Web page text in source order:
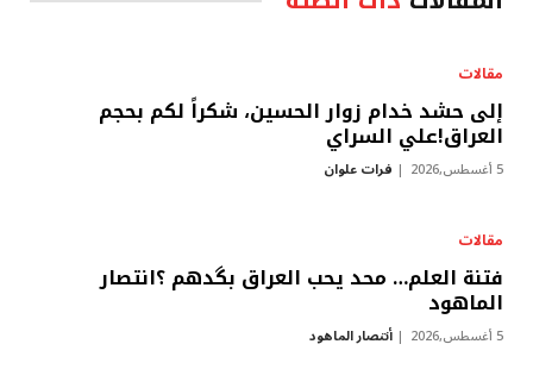
مقالات
إلى حشد خدام زوار الحسين، شكراً لكم بحجم
العراق!علي السراي
5 أغسطس,2026 فرات علوان
مقالات
فتنة العلم… محد يحب العراق بگدهم ؟انتصار
الماهود
5 أغسطس,2026 أنتصار الماهود